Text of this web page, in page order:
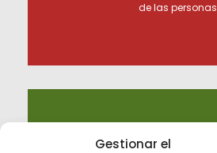
Gestionar el
de las personas